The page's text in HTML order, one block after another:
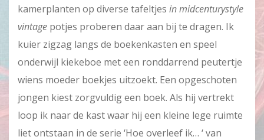
kamerplanten op diverse tafeltjes in midcenturystyle
vintage potjes proberen daar aan bij te dragen. Ik
kuier zigzag langs de boekenkasten en speel
onderwijl kiekeboe met een ronddarrend peutertje
wiens moeder boekjes uitzoekt. Een opgeschoten
jongen kiest zorgvuldig een boek. Als hij vertrekt
loop ik naar de kast waar hij een kleine lege ruimte
liet ontstaan in de serie ‘Hoe overleef ik… ‘ van